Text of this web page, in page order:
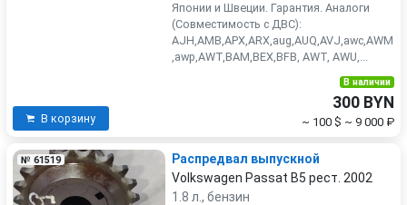
Японии и Швеции. Гарантия. Аналоги
(Совместимость с ДВС):
AJH,AMB,APX,ARX,aug,AUQ,AVJ,awc,AWM
,awp,AWT,BAM,BEX,BFB, AWT, AWU,...
В корзину
В наличии
300 BYN
~ 100 $ ~ 9 000 ₽
№ 61519
Распредвал выпускной
Volkswagen Passat B5 рест. 2002
1.8 л., бензин